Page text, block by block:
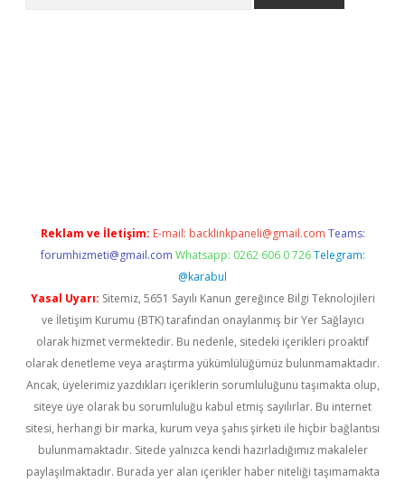
Reklam ve İletişim: E-mail: backlinkpaneli@gmail.com Teams:
forumhizmeti@gmail.com Whatsapp: 0262 606 0 726 Telegram:
@karabul
Yasal Uyarı: Sitemiz, 5651 Sayılı Kanun gereğince Bilgi Teknolojileri
ve İletişim Kurumu (BTK) tarafından onaylanmış bir Yer Sağlayıcı
olarak hizmet vermektedir. Bu nedenle, sitedeki içerikleri proaktif
olarak denetleme veya araştırma yükümlülüğümüz bulunmamaktadır.
Ancak, üyelerimiz yazdıkları içeriklerin sorumluluğunu taşımakta olup,
siteye üye olarak bu sorumluluğu kabul etmiş sayılırlar. Bu internet
sitesi, herhangi bir marka, kurum veya şahıs şirketi ile hiçbir bağlantısı
bulunmamaktadır. Sitede yalnızca kendi hazırladığımız makaleler
paylaşılmaktadır. Burada yer alan içerikler haber niteliği taşımamakta